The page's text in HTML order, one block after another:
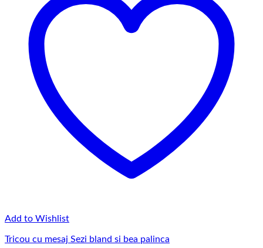
Add to Wishlist
Tricou cu mesaj Sezi bland si bea palinca